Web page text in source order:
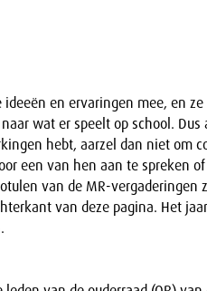
en ervaringen mee, en
wat er speelt op school. Dus
hebt, aarzel dan niet om
een van hen aan te spreken
van de MR-vergaderingen
van deze pagina. Het